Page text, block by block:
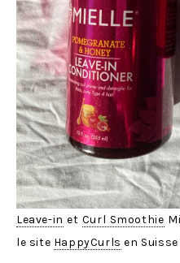
Leave-in et Curl Smoothie
le site HappyCurls en Suisse